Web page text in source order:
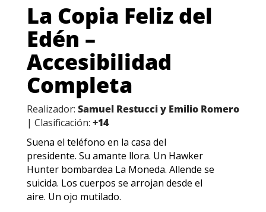
La Copia Feliz del
Edén –
Accesibilidad
Completa
Realizador: Samuel Restucci y Emilio Romero
| Clasificación: +14
Suena el teléfono en la casa del
presidente. Su amante llora. Un Hawker
Hunter bombardea La Moneda. Allende se
suicida. Los cuerpos se arrojan desde el
aire. Un ojo mutilado.